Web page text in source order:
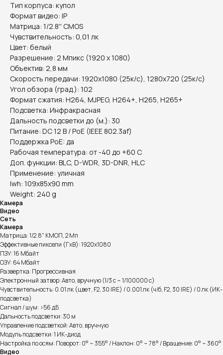
Тип корпуса: купол
Формат видео: IP
Матрица: 1/2.8'' CMOS
Чувствительность: 0,01 лк
Цвет: белый
Разрешение: 2 Мпикс (1920 х 1080)
Объектив: 2,8 мм
Скорость передачи: 1920x1080 (25к/с), 1280x720 (25к/с)
Угол обзора (град.): 102
Формат сжатия: H264, MJPEG, H264+, H265, H265+
Подсветка: Инфракрасная
Дальность подсветки до (м.): 30
Питание: DC 12 В / PoE (IEEE 802.3af)
Поддержка PoE: да
Рабочая температура: от -40 до +60 С
Доп. функции: BLC, D-WDR, 3D-DNR, HLC
Применение: уличная
lwh: 109x85x90 mm
Weight: 240 g
Камера
Видео
Сеть
Камера
Матрица: 1/2.8" КМОП, 2 Мп
Эффективные пиксели (ГxВ): 1920x1080
ПЗУ: 16 Мбайт
ОЗУ: 64 Мбайт
Развертка: Прогрессивная
Электронный затвор: Авто, вручную (1/3 с ~ 1/100000 с)
Чувствительность: 0.01 лк (цвет, F2, 30 IRE) / 0.001 лк (ч/б, F2, 30 IRE) / 0 лк (ИК-
подсветка)
Сигнал / шум: >56 дБ
Дальность подсветки: 30 м
Управление подсветкой: Авто, вручную
Модуль подсветки: 1 ИК-диод
Настройка по осям: Поворот: 0° ~ 355° / Наклон: 0° ~ 78° / Вращение: 0° ~ 360°
Видео